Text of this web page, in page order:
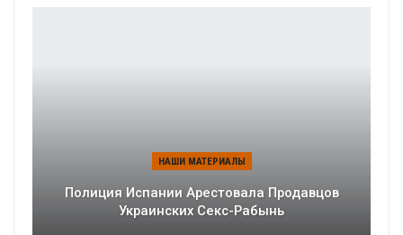
НАШИ МАТЕРИАЛЫ
Полиция Испании Арестовала Продавцов
Украинских Секс-Рабынь